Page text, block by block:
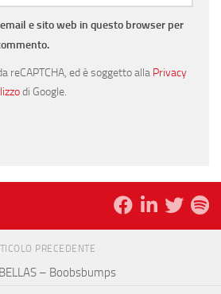
e sito web in questo browser per
reCAPTCHA, ed è soggetto alla Privacy
di Google.
PRECEDENTE
– Boobsbumps